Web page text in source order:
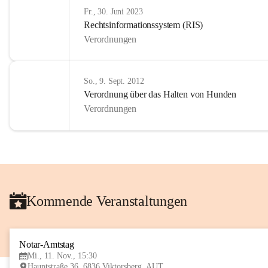
Fr., 30. Juni 2023
Rechtsinformationssystem (RIS)
Verordnungen
So., 9. Sept. 2012
Verordnung über das Halten von Hunden
Verordnungen
Kommende Veranstaltungen
Notar-Amtstag
Mi., 11. Nov., 15:30